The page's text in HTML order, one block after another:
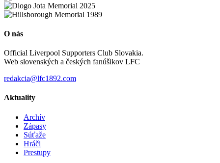
O nás
Official Liverpool Supporters Club Slovakia.
Web slovenských a českých fanúšikov LFC
redakcia@lfc1892.com
Aktuality
Archív
Zápasy
Súťaže
Hráči
Prestupy